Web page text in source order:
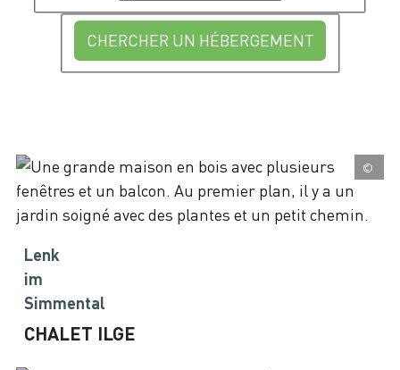
CHERCHER UN HÉBERGEMENT
©
Lenk
im
Simmental
CHALET ILGE